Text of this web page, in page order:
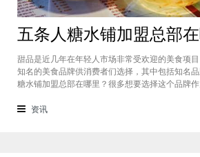
甜品是近几年在年轻人市场非常受欢迎的美食项
知名的美食品牌供消费者们选择，其中包括知名
糖水铺加盟总部在哪里？很多想要选择这个品牌
门进行考察，带大家了解五条人糖水铺加盟情况，
资讯